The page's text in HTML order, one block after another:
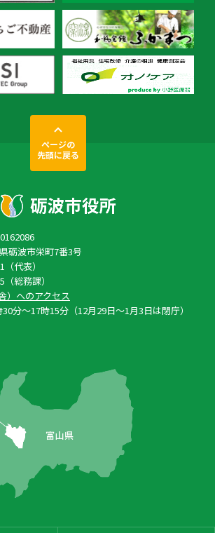
ページの
先頭に戻る
砺波市栄町7番3号
代表）
総務課）
）へのアクセス
分〜17時15分（12月29日〜1月3日は閉庁）